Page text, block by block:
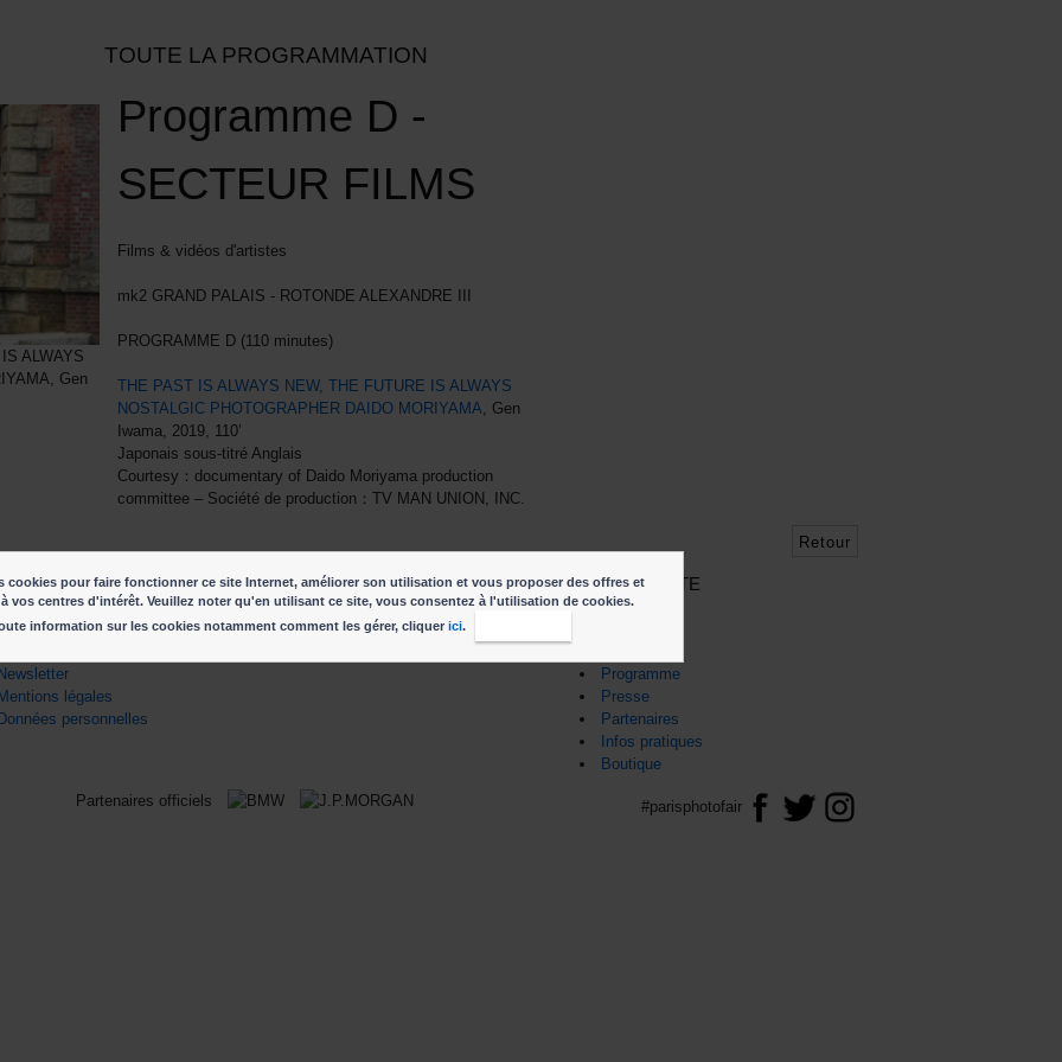
TOUTE LA PROGRAMMATION
ALWAYS
Gen
Programme D -
SECTEUR FILMS
Films & vidéos d'artistes
mk2 GRAND PALAIS - ROTONDE ALEXANDRE III
PROGRAMME D (110 minutes)
THE PAST IS ALWAYS NEW, THE FUTURE IS ALWAYS
NOSTALGIC PHOTOGRAPHER DAIDO MORIYAMA, Gen
Iwama, 2019, 110’
Japonais sous-titré Anglais
Courtesy：documentary of Daido Moriyama production
committee – Société de production：TV MAN UNION, INC.
Retour
UTILES
nous
partenaire
légales
personnelles
CONTACT
info@parisphoto.com
PLAN DU SITE
Accueil
Programme
Presse
Partenaires
Infos pratiques
Boutique
Partenaires officiels #parisphotofair
cookies pour faire fonctionner ce site Internet, améliorer son utilisation et vous proposer des offres et
vos centres d'intérêt. Veuillez noter qu'en utilisant ce site, vous consentez à l'utilisation de cookies.
information sur les cookies notamment comment les gérer, cliquer ici.